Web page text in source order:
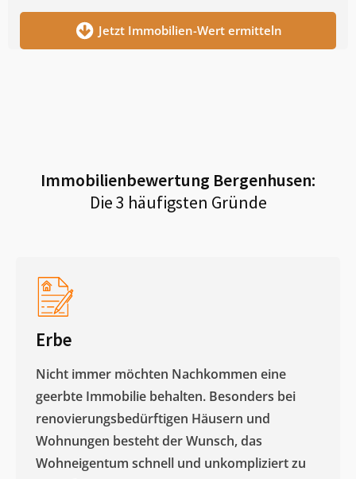
Jetzt Immobilien-Wert ermitteln
Immobilienbewertung Bergenhusen:
Die 3 häufigsten Gründe
Erbe
Nicht immer möchten Nachkommen eine
geerbte Immobilie behalten. Besonders bei
renovierungsbedürftigen Häusern und
Wohnungen besteht der Wunsch, das
Wohneigentum schnell und unkompliziert zu